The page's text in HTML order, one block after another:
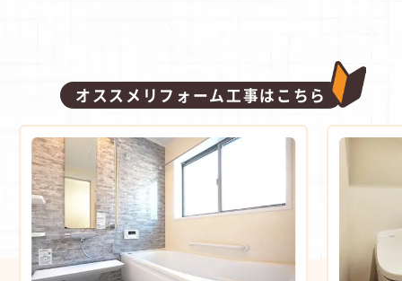
オススメリフォーム工事はこちら